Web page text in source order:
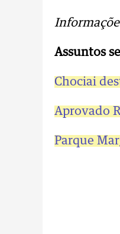
Assuntos
Chociai
Aprovado
Parque